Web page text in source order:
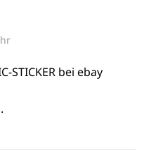
STICKER bei ebay